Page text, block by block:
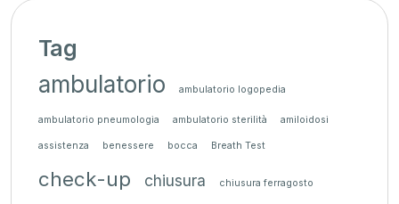
Tag
ambulatorio ambulatorio logopedia
ambulatorio pneumologia ambulatorio sterilità amiloidosi
assistenza benessere bocca Breath Test
check-up chiusura chiusura ferragosto